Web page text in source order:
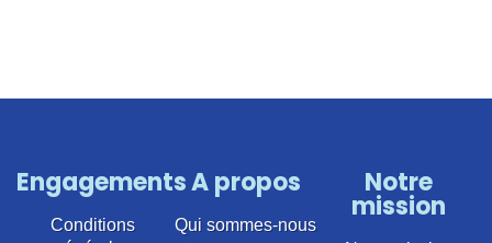
Engagements
Conditions
A propos
Qui sommes-nous
Notre
mission